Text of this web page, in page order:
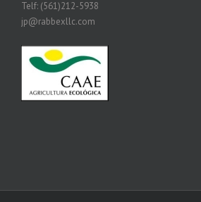
Telf: (561)212-5938
jp@rabbexllc.com